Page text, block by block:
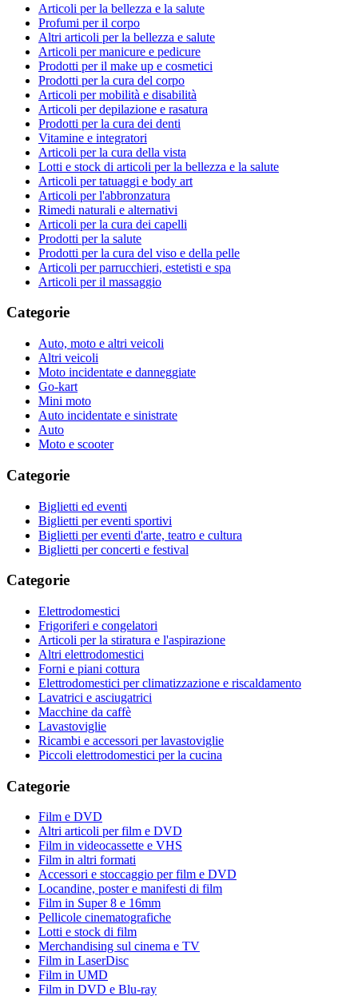
Articoli per la bellezza e la salute
Profumi per il corpo
Altri articoli per la bellezza e salute
Articoli per manicure e pedicure
Prodotti per il make up e cosmetici
Prodotti per la cura del corpo
Articoli per mobilità e disabilità
Articoli per depilazione e rasatura
Prodotti per la cura dei denti
Vitamine e integratori
Articoli per la cura della vista
Lotti e stock di articoli per la bellezza e la salute
Articoli per tatuaggi e body art
Articoli per l'abbronzatura
Rimedi naturali e alternativi
Articoli per la cura dei capelli
Prodotti per la salute
Prodotti per la cura del viso e della pelle
Articoli per parrucchieri, estetisti e spa
Articoli per il massaggio
Categorie
Auto, moto e altri veicoli
Altri veicoli
Moto incidentate e danneggiate
Go-kart
Mini moto
Auto incidentate e sinistrate
Auto
Moto e scooter
Categorie
Biglietti ed eventi
Biglietti per eventi sportivi
Biglietti per eventi d'arte, teatro e cultura
Biglietti per concerti e festival
Categorie
Elettrodomestici
Frigoriferi e congelatori
Articoli per la stiratura e l'aspirazione
Altri elettrodomestici
Forni e piani cottura
Elettrodomestici per climatizzazione e riscaldamento
Lavatrici e asciugatrici
Macchine da caffè
Lavastoviglie
Ricambi e accessori per lavastoviglie
Piccoli elettrodomestici per la cucina
Categorie
Film e DVD
Altri articoli per film e DVD
Film in videocassette e VHS
Film in altri formati
Accessori e stoccaggio per film e DVD
Locandine, poster e manifesti di film
Film in Super 8 e 16mm
Pellicole cinematografiche
Lotti e stock di film
Merchandising sul cinema e TV
Film in LaserDisc
Film in UMD
Film in DVD e Blu-ray